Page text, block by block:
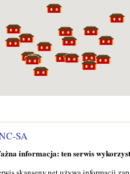
SA
informacja: ten serwis